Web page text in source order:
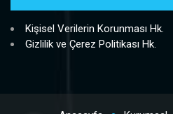
Kişisel Verilerin Korunması Hk.
Gizlilik ve Çerez Politikası Hk.